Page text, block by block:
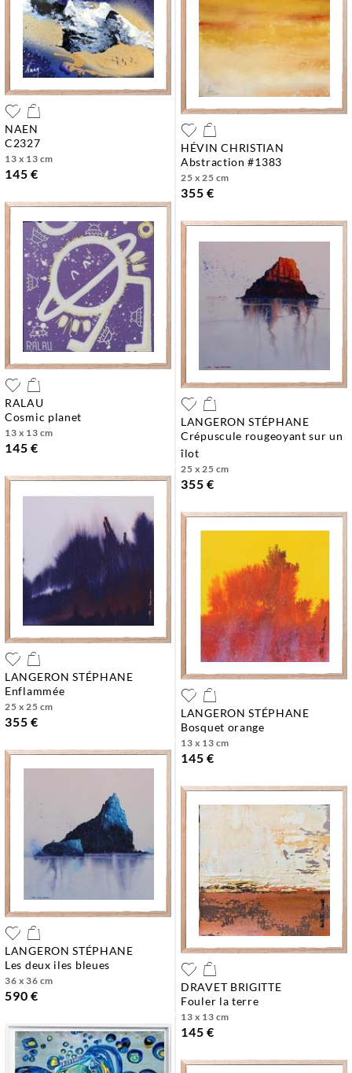
NAEN
c2327
13 x 13 cm
145 €
HÉVIN CHRISTIAN
abstraction #1383
25 x 25 cm
355 €
RALAU
cosmic planet
13 x 13 cm
145 €
LANGERON STÉPHANE
crépuscule rougeoyant sur un
îlot
25 x 25 cm
355 €
LANGERON STÉPHANE
enflammée
25 x 25 cm
355 €
LANGERON STÉPHANE
bosquet orange
13 x 13 cm
145 €
LANGERON STÉPHANE
les deux iles bleues
36 x 36 cm
590 €
DRAVET BRIGITTE
fouler la terre
13 x 13 cm
145 €